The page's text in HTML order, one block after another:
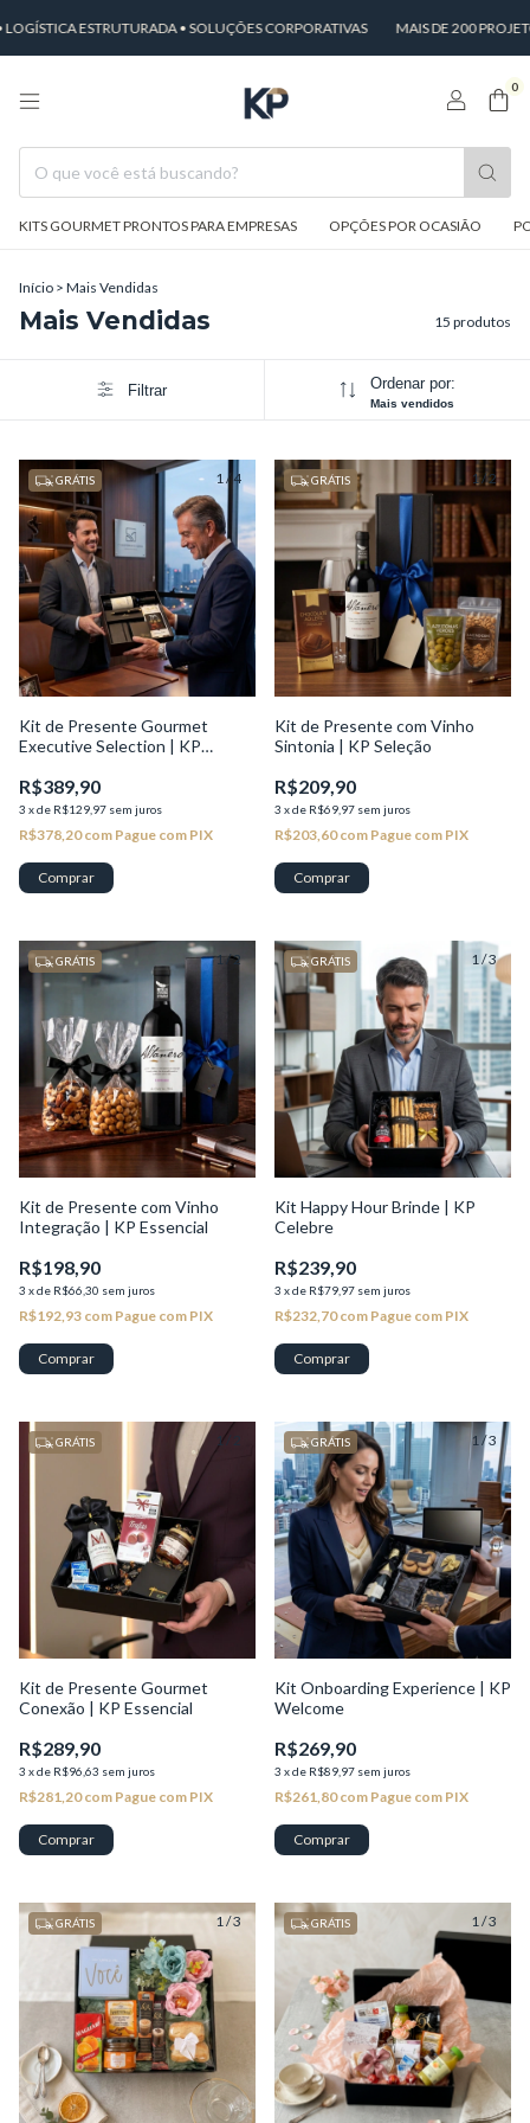
ESTRUTURADA • SOLUÇÕES CORPORATIVAS MAIS DE 200 PROJETOS
0
KITS GOURMET PRONTOS PARA EMPRESAS OPÇÕES POR OCASIÃO
Início > Mais Vendidas
Mais Vendidas 15 produtos
Filtrar Ordenar por:
Mais vendidos
1/ 4
GRÁTIS
Kit de Presente Gourmet
Executive Selection | KP
R$389,90
3 xde R$129,97 sem juros
R$378,20com Pague com PIX
1/2
GRÁTIS
Kit de Presente com Vinho
Sintonia | KP Seleção
R$209,90
3 xde R$69,97 sem juros
R$203,60com Pague com PIX
1/2
GRÁTIS
Kit de Presente com Vinho
Integração | KP Essencial
R$198,90
3 xde R$66,30 sem juros
R$192,93 com Pague com PIX
1/3
GRÁTIS
Kit Happy Hour Brinde | KP
Celebre
R$239,90
3 xde R$79,97 sem juros
R$232,70com Pague com PIX
1/ 2
GRÁTIS
Kit de Presente Gourmet
Conexão | KP Essencial
R$289,90
3 xde R$96,63 sem juros
R$281,20com Pague com PIX
1/3
GRÁTIS
Kit Onboarding Experience | KP
Welcome
R$269,90
3 xde R$89,97 sem juros
R$261,80com Pague com PIX
1/3
GRÁTIS 1/3
GRÁTIS